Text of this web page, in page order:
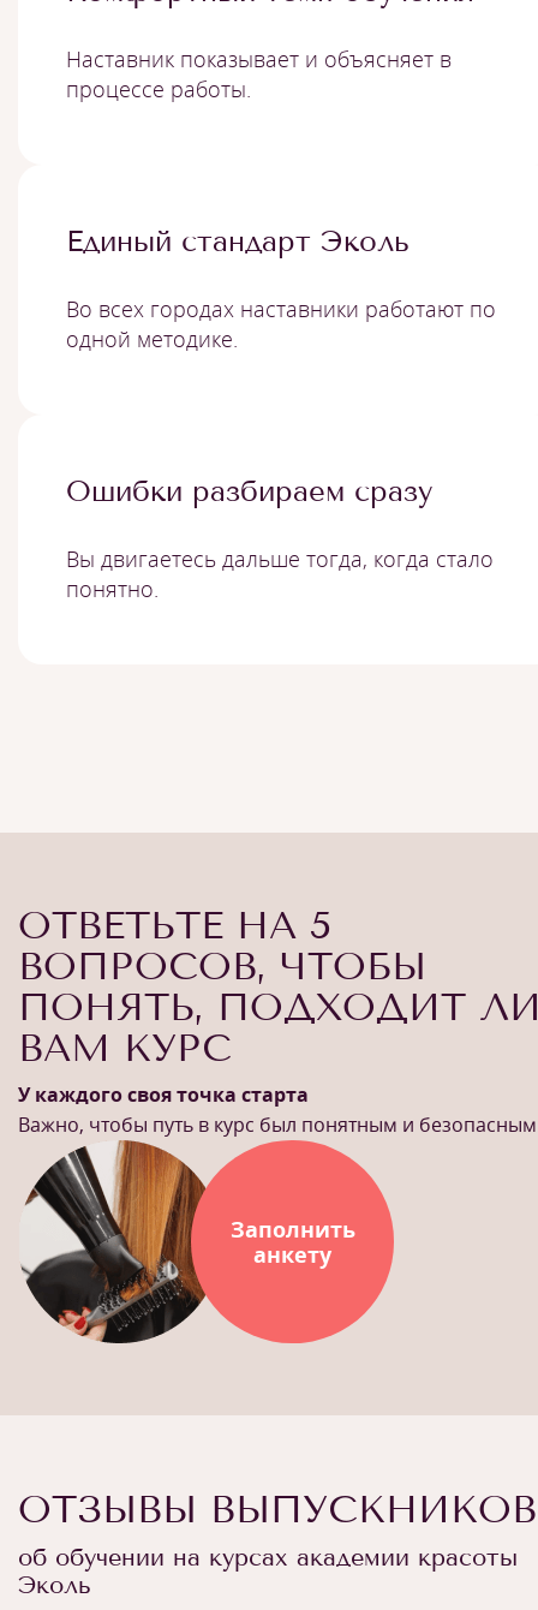
Наставник показывает и объясняет в
процессе работы.
Единый стандарт Эколь
Во всех городах наставники работают по
одной методике.
Ошибки разбираем сразу
Вы двигаетесь дальше тогда, когда стало
понятно.
ОТВЕТЬТЕ НА 5
ВОПРОСОВ, ЧТОБЫ
ПОНЯТЬ, ПОДХОДИТ
ВАМ КУРС
У каждого своя точка старта
Важно, чтобы путь в курс был понятным и безопасным
Заполнить
анкету
ОТЗЫВЫ ВЫПУСКНИКОВ
об обучении на курсах академии красоты
Эколь